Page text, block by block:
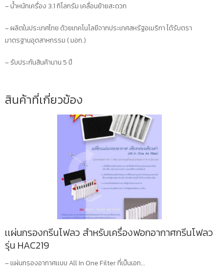
– น้ำหนักเครื่อง 3.1 กิโลกรัม เคลื่อนย้ายสะดวก
– ผลิตในประเทศไทย ด้วยเทคโนโลยีจากประเทศสหรัฐอเมริกา ได้รับตรา
มาตรฐานอุตสาหกรรม ( มอก.)
– รับประกันสินค้านาน 5 ปี
สินค้าที่เกี่ยวข้อง
เเผ่นกรองกรีนโฟลว สำหรับเครื่องฟอกอากาศกรีนโฟลว
รุ่น HAC219
– เเผ่นกรองอากาศเเบบ All In One Filter ที่เป็นเอก...